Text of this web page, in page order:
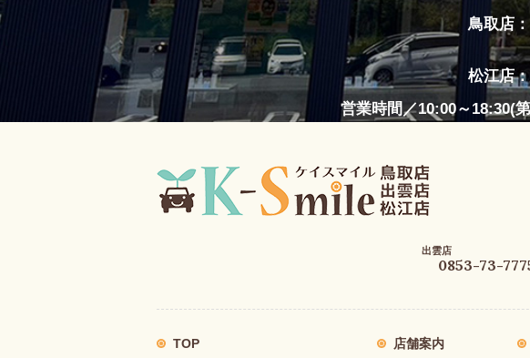
鳥取店
松江店
営業時間／10:00～18:30(
出雲店
0853-73-
TOP 店舗案内